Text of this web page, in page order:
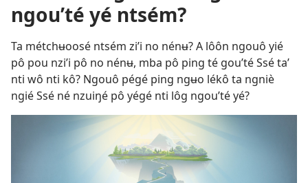
ngou’té yé ntsém?
Ta métchʉoosé ntsém zi’i no nénʉ? A lôôn ngouô yié
pô pou nzi’i pô no nénʉ, mba pô ping té gou’té Ssé ta’
nti wô nti kô? Ngouô pégé ping ngʉo lékô ta ngniè
ngié Ssé né nzuiŋé pô yégé nti lôg ngou’té yé?